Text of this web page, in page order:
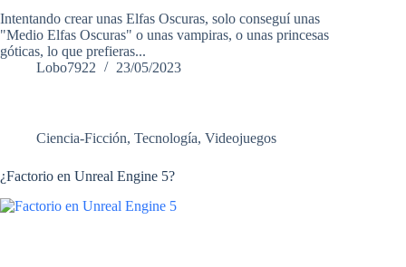
Intentando crear unas Elfas Oscuras, solo conseguí unas
"Medio Elfas Oscuras" o unas vampiras, o unas princesas
góticas, lo que prefieras...
Lobo7922
23/05/2023
Ciencia-Ficción, Tecnología, Videojuegos
¿Factorio en Unreal Engine 5?